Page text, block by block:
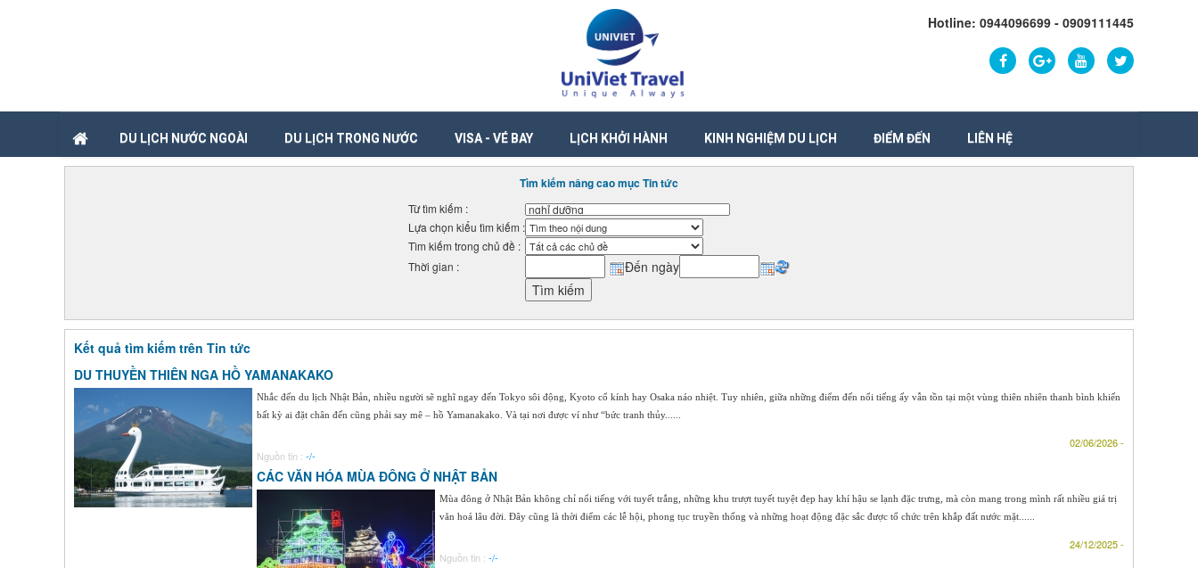
Hotline: 0944096699 - 0909111445
DU LỊCH NƯỚC NGOÀI DU LỊCH TRONG NƯỚC VISA - VÉ BAY LỊCH KHỞI HÀNH KINH NGHIỆM DU LỊCH ĐIỂM ĐẾN LIÊN HỆ
Tìm kiếm nâng cao mục Tin tức
Từ tìm kiếm :
Lựa chọn kiểu tìm kiếm :
Tìm kiếm trong chủ đề :
Thời gian :
Đến ngày
Kết quả tìm kiếm trên Tin tức
DU THUYỀN THIÊN NGA HỒ YAMANAKAKO
Nhắc đến du lịch Nhật Bản, nhiều người sẽ nghĩ ngay đến Tokyo sôi động, Kyoto cổ kính hay Osaka náo nhiệt. Tuy nhiên, giữa những điểm đến nổi tiếng ấy vẫn tồn tại một vùng thiên nhiên thanh bình khiến
bất kỳ ai đặt chân đến cũng phải say mê – hồ Yamanakako. Và tại nơi được ví như “bức tranh thủy......
02/06/2026 -
Nguồn tin : -/-
CÁC VĂN HÓA MÙA ĐÔNG Ở NHẬT BẢN
Mùa đông ở Nhật Bản không chỉ nổi tiếng với tuyết trắng, những khu trượt tuyết tuyệt đẹp hay khí hậu se lạnh đặc trưng, mà còn mang trong mình rất nhiều giá trị
văn hoá lâu đời. Đây cũng là thời điểm các lễ hội, phong tục truyền thống và những hoạt động đặc sắc được tổ chức trên khắp đất nước mặt......
24/12/2025 -
Nguồn tin : -/-